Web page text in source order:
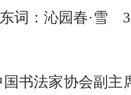
词：沁园春·雪
国书法家协会副主